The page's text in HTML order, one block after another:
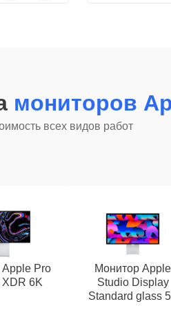
мониторов
всех видов работ
Pro
6K
Монитор Apple
Studio Display
Standard glass